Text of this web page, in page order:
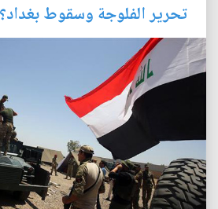
تحرير الفلوجة وسقوط بغداد؟